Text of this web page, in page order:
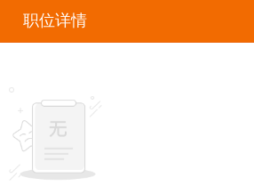
职位详情